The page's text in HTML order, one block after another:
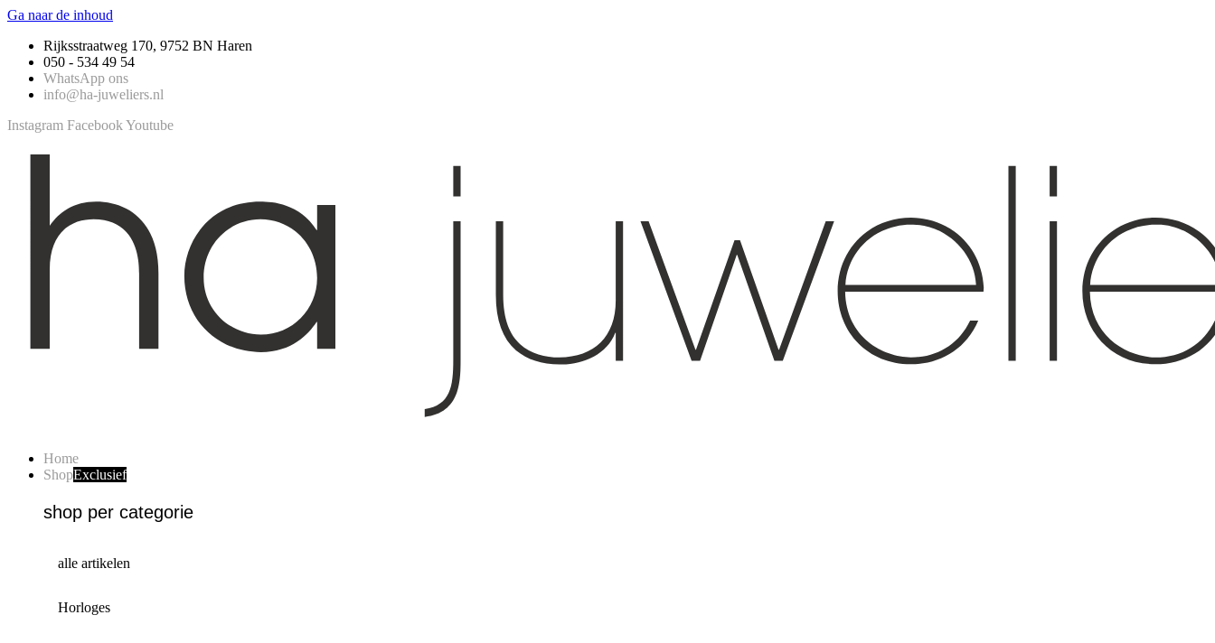
Ga naar de inhoud
Rijksstraatweg 170, 9752 BN Haren
050 - 534 49 54
WhatsApp ons
info@ha-juweliers.nl
Instagram Facebook Youtube
Home
ShopExclusief
shop per categorie
alle artikelen
Horloges